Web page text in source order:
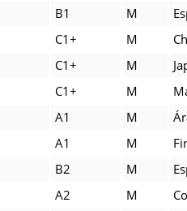
B1 M
C1+ M
C1+ M
C1+ M
A1 M
A1 M
B2 M
A2 M